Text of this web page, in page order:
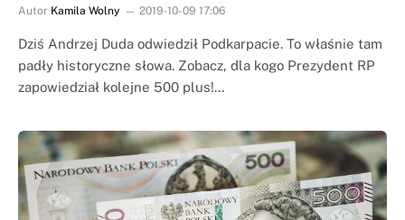
Autor Kamila Wolny 2019-10-09 17:06
Dziś Andrzej Duda odwiedził Podkarpacie. To właśnie tam
padły historyczne słowa. Zobacz, dla kogo Prezydent RP
zapowiedział kolejne 500 plus!…